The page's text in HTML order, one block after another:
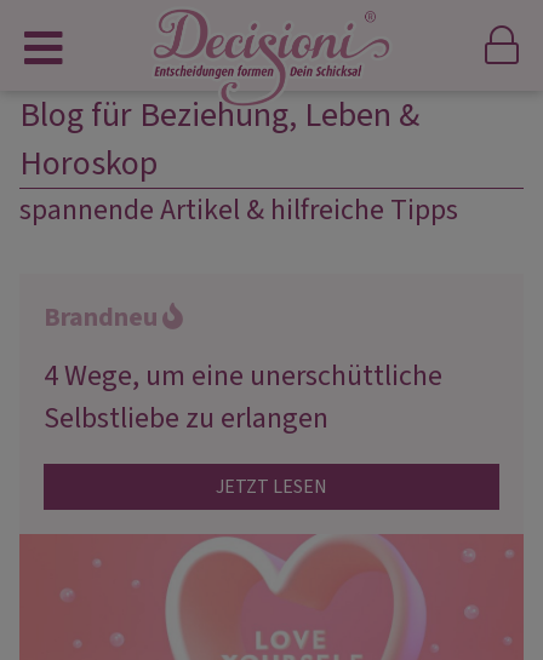
Blog für Beziehung, Leben &
Horoskop
spannende Artikel & hilfreiche Tipps
Brandneu
4 Wege, um eine unerschüttliche
Selbstliebe zu erlangen
JETZT LESEN